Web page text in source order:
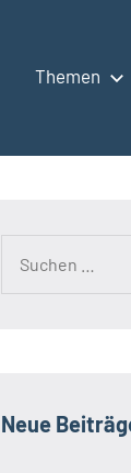
Themen
Neue